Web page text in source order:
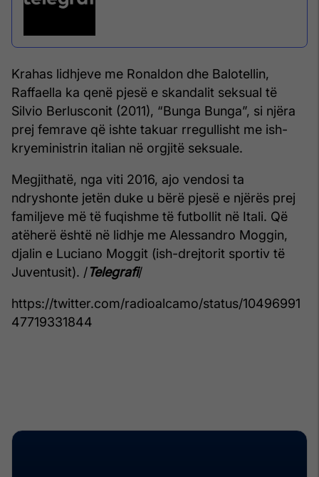
Krahas lidhjeve me Ronaldon dhe Balotellin,
Raffaella ka qenë pjesë e skandalit seksual të
Silvio Berlusconit (2011), “Bunga Bunga”, si njëra
prej femrave që ishte takuar rregullisht me ish-
kryeministrin italian në orgjitë seksuale.
Megjithatë, nga viti 2016, ajo vendosi ta
ndryshonte jetën duke u bërë pjesë e njërës prej
familjeve më të fuqishme të futbollit në Itali. Që
atëherë është në lidhje me Alessandro Moggin,
djalin e Luciano Moggit (ish-drejtorit sportiv të
Juventusit). /Telegrafi/
https://twitter.com/radioalcamo/status/10496991
47719331844